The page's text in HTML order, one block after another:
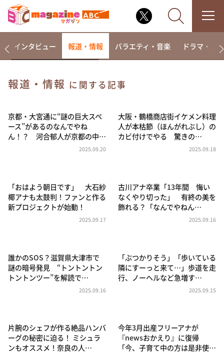
相席食堂
これ余談なんですけど・・・
～人生密着トークバラエティ！～ やすとものいたっ
news おかえり
河合＆A.B.C-Z塚田×福井アナ「なんでやねん！？」
（news おかえり）
朝だ！生です旅サラダ
教えて！ニュースライブ 正義のミカタ
ポツンと一軒家
ザキ山小屋本館
インタビュー 報道・情報 バラエティ・音楽 ドラマ・映画
報道・情報 に関する記事
京都・大宮通に“謎の巨大スペ
ース”があるのなんでやね
ん！？ 河合郁人が京都の中…
2025.09.20
大阪・鶴橋商店街イケメン料理
人が本枯節（ほんがれぶし）の
カビ付けでやる 驚きの…
2025.09.18
「おはよう朝日です」 大石紗
椰アナも太鼓判！ファンと作る
新プロジェクトが始動！
2025.09.17
古川アナ卒業「13年間 悔い
なくやり切った」 有終の美を
飾れる？「なんでやねん…
2025.09.16
誰かのSOS？滋賀県大津市で
謎の暗号発見 “トントントン
トントンツー”を解読で…
2025.09.16
「ぶつかりそう」「歩いている
隣にすーっと来て…」歩道を走
行、ノーヘルなど急増す…
2025.09.15
片腕のシェフが作る絶品ハンバ
ーグの秘密に迫る！ ミシュラ
ンもオススメ！奈良の人…
今年3月出産フリーアナが
『newsおかえり』に復帰
「今、子育て中の方は是非使…